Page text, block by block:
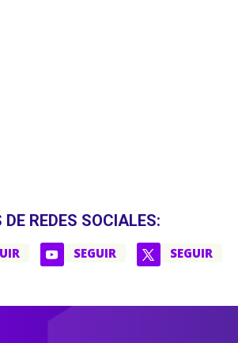
REDES SOCIALES:
SEGUIR SEGUIR